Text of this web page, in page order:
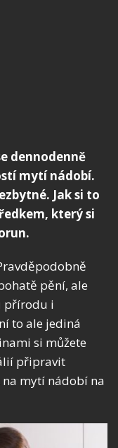
dennodenně
mytí nádobí.
Jak si to
který si
pění, ale
přírodu i
to ale jediná
si můžete
připravit
mytí nádobí na